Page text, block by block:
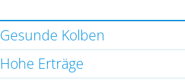
Gesunde Kolben
Hohe Erträge